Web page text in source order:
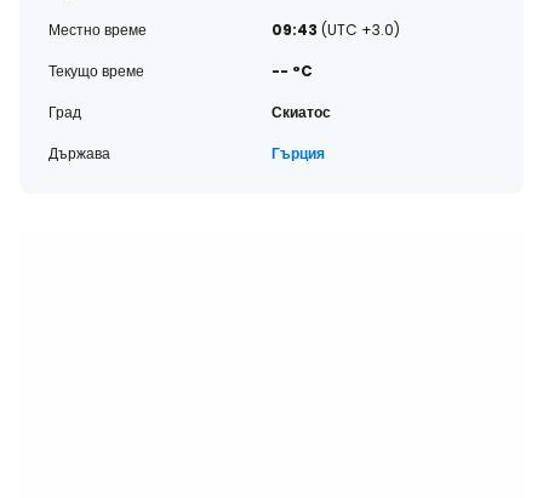
Местно време
09:43 (UTC +3.0)
Текущо време
-- °C
Град
Скиатос
Държава
Гърция